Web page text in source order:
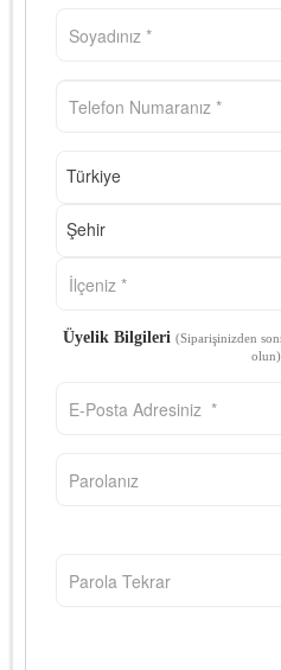
Türkiye
Şehir
Üyelik Bilgileri (Siparişinizden
olun)